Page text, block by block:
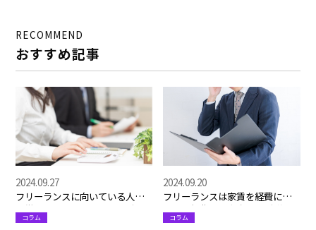
RECOMMEND
おすすめ記事
フリーランスに向いている人の
特徴は？フリーランスを検討し
ている人は必見！
2024.09.27
コラム
フリーランスは家賃を経費にで
きる？経費の計上方法など詳し
く解説
2024.09.20
コラム